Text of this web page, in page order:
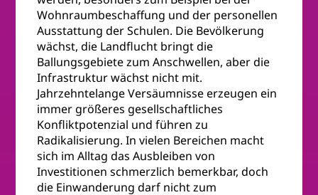
Wohnraumbeschaffung und der personellen
Ausstattung der Schulen. Die Bevölkerung
wächst, die Landflucht bringt die
Ballungsgebiete zum Anschwellen, aber die
Infrastruktur wächst nicht mit.
Jahrzehntelange Versäumnisse erzeugen ein
immer größeres gesellschaftliches
Konfliktpotenzial und führen zu
Radikalisierung. In vielen Bereichen macht
sich im Alltag das Ausbleiben von
Investitionen schmerzlich bemerkbar, doch
die Einwanderung darf nicht zum